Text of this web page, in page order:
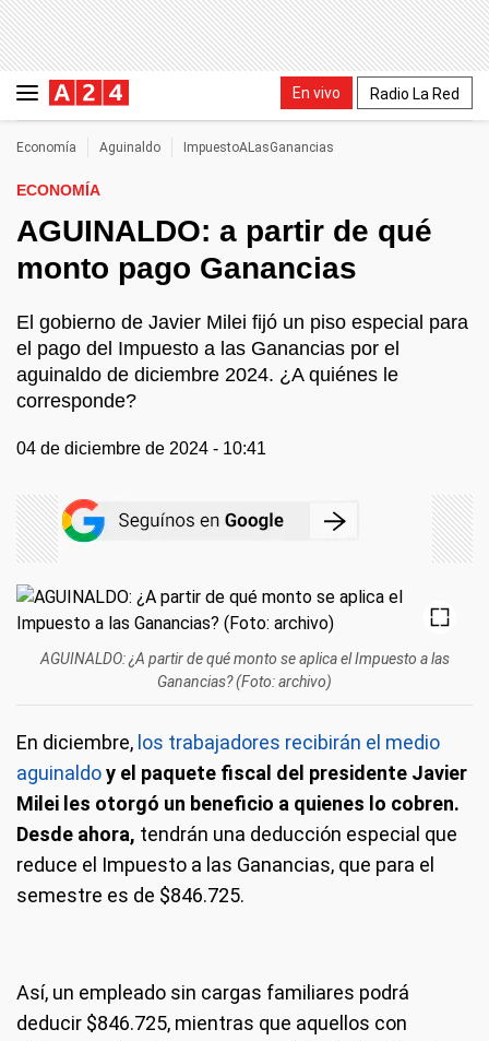
En vivo Radio La Red
Economía Aguinaldo ImpuestoALasGanancias
ECONOMÍA
AGUINALDO: a partir de qué
monto pago Ganancias
El gobierno de Javier Milei fijó un piso especial para
el pago del Impuesto a las Ganancias por el
aguinaldo de diciembre 2024. ¿A quiénes le
corresponde?
04 de diciembre de 2024 - 10:41
AGUINALDO: ¿A partir de qué monto se aplica el Impuesto a las
Ganancias? (Foto: archivo)
En diciembre, los trabajadores recibirán el medio
aguinaldoy el paquete fiscal del presidente Javier
Milei les otorgó un beneficio a quienes lo cobren.
Desde ahora, tendrán una deducción especial que
reduce el Impuesto a las Ganancias, que para el
semestre es de $846.725.
Así, un empleado sin cargas familiares podrá
deducir $846.725, mientras que aquellos con